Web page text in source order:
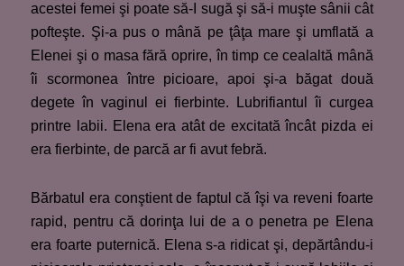
acestei femei şi poate să-I sugă şi să-i muşte sânii cât
pofteşte. Şi-a pus o mână pe ţâţa mare şi umflată a
Elenei şi o masa fără oprire, în timp ce cealaltă mână
îi scormonea între picioare, apoi şi-a băgat două
degete în vaginul ei fierbinte. Lubrifiantul îi curgea
printre labii. Elena era atât de excitată încât pizda ei
era fierbinte, de parcă ar fi avut febră.
Bărbatul era conştient de faptul că îşi va reveni foarte
rapid, pentru că dorinţa lui de a o penetra pe Elena
era foarte puternică. Elena s-a ridicat şi, depărtându-i